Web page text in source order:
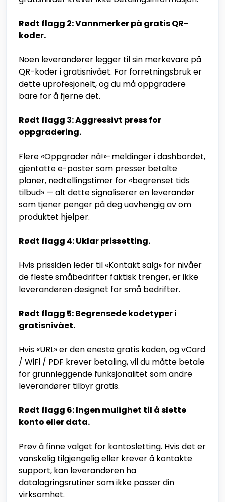
Rødt flagg 2: Vannmerker på gratis QR-
koder.
Noen leverandører legger til sin merkevare på
QR-koder i gratisnivået. For forretningsbruk er
dette uprofesjonelt, og du må oppgradere
bare for å fjerne det.
Rødt flagg 3: Aggressivt press for
oppgradering.
Flere «Oppgrader nå!»-meldinger i dashbordet,
gjentatte e-poster som presser betalte
planer, nedtellingstimer for «begrenset tids
tilbud» — alt dette signaliserer en leverandør
som tjener penger på deg uavhengig av om
produktet hjelper.
Rødt flagg 4: Uklar prissetting.
Hvis prissiden leder til «Kontakt salg» for nivåer
de fleste småbedrifter faktisk trenger, er ikke
leverandøren designet for små bedrifter.
Rødt flagg 5: Begrensede kodetyper i
gratisnivået.
Hvis «URL» er den eneste gratis koden, og vCard
/ WiFi / PDF krever betaling, vil du måtte betale
for grunnleggende funksjonalitet som andre
leverandører tilbyr gratis.
Rødt flagg 6: Ingen mulighet til å slette
konto eller data.
Prøv å finne valget for kontosletting. Hvis det er
vanskelig tilgjengelig eller krever å kontakte
support, kan leverandøren ha
datalagringsrutiner som ikke passer din
virksomhet.